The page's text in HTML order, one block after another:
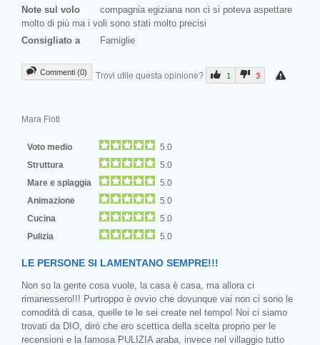
Note sul volo
compagnia egiziana non ci si poteva aspettare
molto di più ma i voli sono stati molto precisi
Consigliato a
Famiglie
Commenti (0) Trovi utile questa opinione? 1 3
Mara Fioti
Voto medio
5.0
Struttura
5.0
Mare e spiaggia
5.0
Animazione
5.0
Cucina
5.0
Pulizia
5.0
LE PERSONE SI LAMENTANO SEMPRE!!!
Non so la gente cosa vuole, la casa è casa, ma allora ci
rimanessero!!! Purtroppo è ovvio che dovunque vai non ci sono le
comodità di casa, quelle te le sei create nel tempo! Noi ci siamo
trovati da DIO, dirò che ero scettica della scelta proprio per le
recensioni e la famosa PULIZIA araba, invece nel villaggio tutto